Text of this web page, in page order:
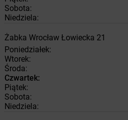
Sobota:
Niedziela:
Żabka Wrocław Łowiecka 21
Poniedziałek:
Wtorek:
Środa:
Czwartek:
Piątek:
Sobota:
Niedziela: